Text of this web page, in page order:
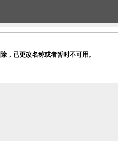
，已更改名称或者暂时不可用。